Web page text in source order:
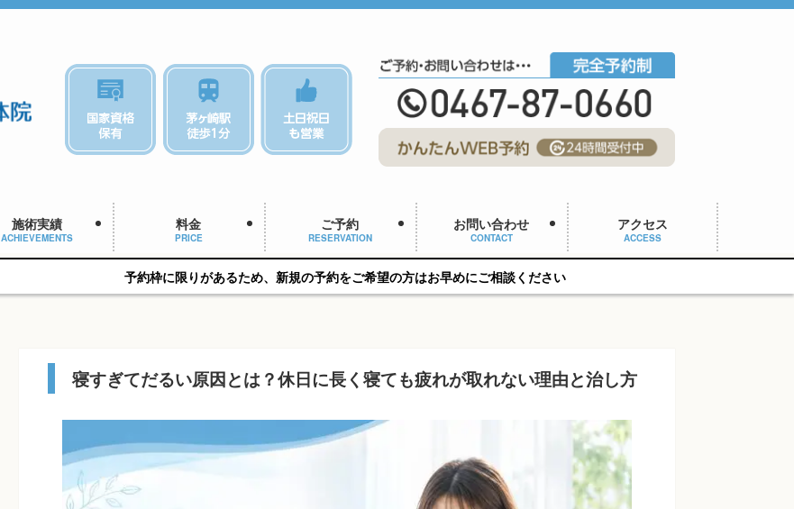
施術実績
ACHIEVEMENTS
料金
PRICE
ご予約
RESERVATION
お問い合わせ
CONTACT
アクセス
ACCESS
予約枠に限りがあるため、新規の予約をご希望の方はお早めにご相談ください
寝すぎてだるい原因とは？休日に長く寝ても疲れが取れない理由と治し方